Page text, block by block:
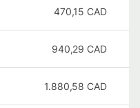
470,15 CAD
940,29 CAD
1.880,58 CAD